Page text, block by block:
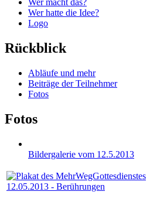
Wer macht das?
Wer hatte die Idee?
Logo
Rückblick
Abläufe und mehr
Beiträge der Teilnehmer
Fotos
Fotos
Bildergalerie vom 12.5.2013
12.05.2013 - Berührungen